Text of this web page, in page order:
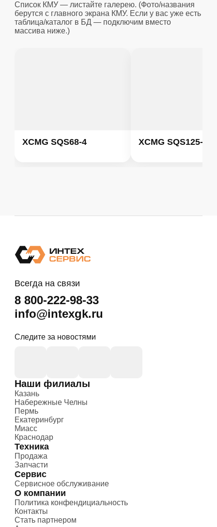
Список КМУ — листайте галерею. (Фото/названия
берутся с главного экрана КМУ. Если у вас уже есть
таблица/каталог в БД — подключим вместо
массива ниже.)
XCMG SQS68-4 XCMG SQS125-4
Всегда на связи
8 800-222-98-33
info@intexgk.ru
Следите за новостями
Наши филиалы
Казань
Набережные Челны
Пермь
Екатеринбург
Миасс
Краснодар
Техника
Продажа
Запчасти
Сервис
Сервисное обслуживание
О компании
Политика конфендициальность
Контакты
Стать партнером